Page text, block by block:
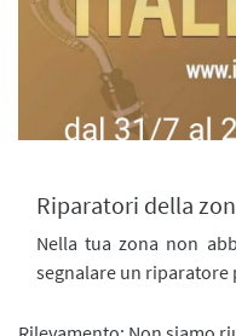
Riparatori della
Nella tua zona non
segnalare un riparatore